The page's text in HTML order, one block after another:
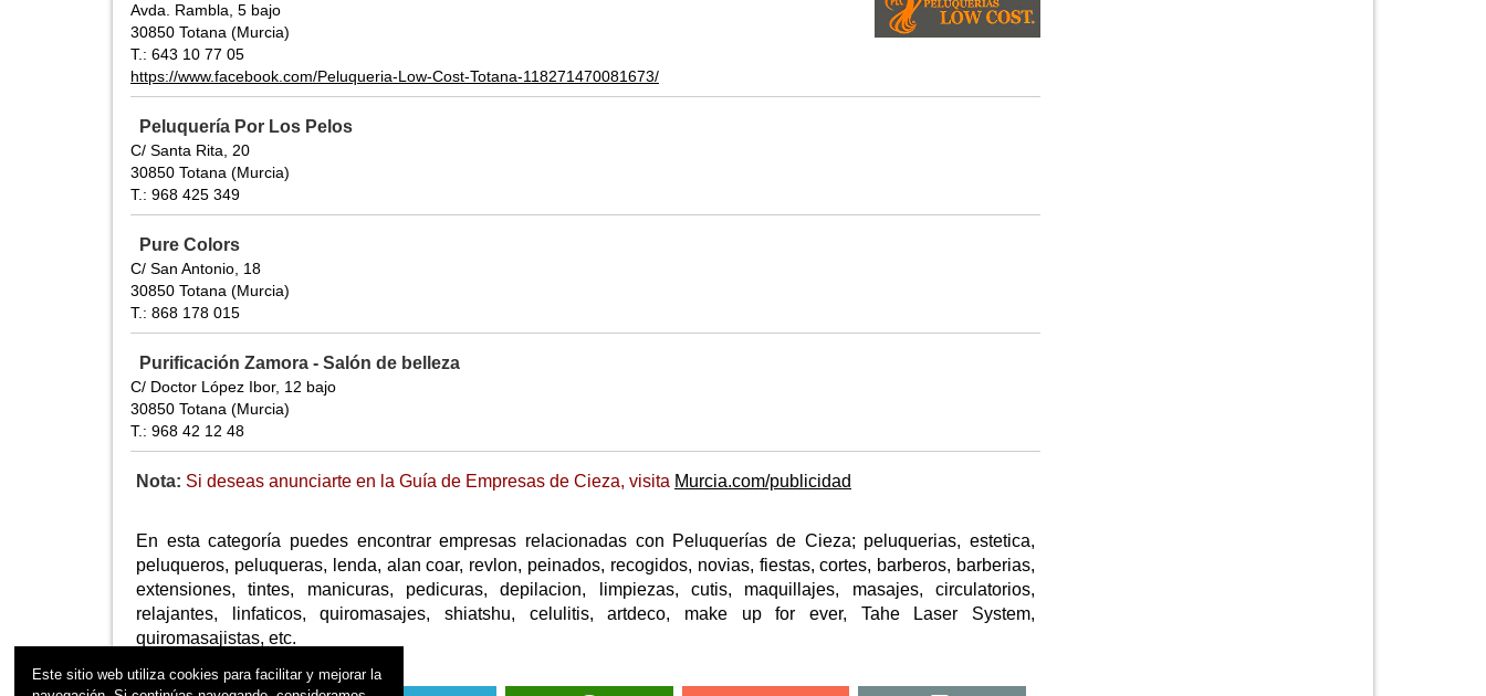
Avda. Rambla, 5 bajo
30850 Totana (Murcia)
T.: 643 10 77 05
https://www.facebook.com/Peluqueria-Low-Cost-Totana-118271470081673/
Peluquería Por Los Pelos
C/ Santa Rita, 20
30850 Totana (Murcia)
T.: 968 425 349
Pure Colors
C/ San Antonio, 18
30850 Totana (Murcia)
T.: 868 178 015
Purificación Zamora - Salón de belleza
C/ Doctor López Ibor, 12 bajo
30850 Totana (Murcia)
T.: 968 42 12 48
Nota: Si deseas anunciarte en la Guía de Empresas de Cieza, visita Murcia.com/publicidad
En esta categoría puedes encontrar empresas relacionadas con Peluquerías de Cieza; peluquerias, estetica,
peluqueros, peluqueras, lenda, alan coar, revlon, peinados, recogidos, novias, fiestas, cortes, barberos, barberias,
extensiones, tintes, manicuras, pedicuras, depilacion, limpiezas, cutis, maquillajes, masajes, circulatorios,
relajantes, linfaticos, quiromasajes, shiatshu, celulitis, artdeco, make up for ever, Tahe Laser System,
quiromasajistas, etc.
Este sitio web utiliza cookies para facilitar y mejorar la